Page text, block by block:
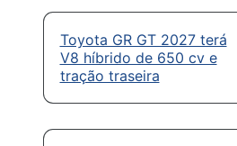
Toyota GR GT 2027 terá
V8 híbrido de 650 cv e
tração traseira